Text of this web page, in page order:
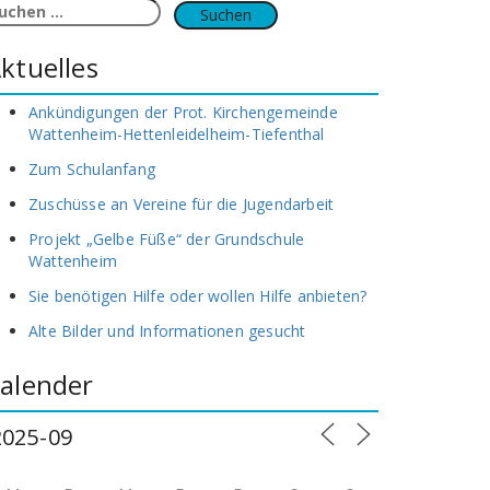
Ankündigungen der Prot. Kirchengemeinde
Wattenheim-Hettenleidelheim-Tiefenthal
Zum Schulanfang
Zuschüsse an Vereine für die Jugendarbeit
Projekt „Gelbe Füße“ der Grundschule
Wattenheim
Sie benötigen Hilfe oder wollen Hilfe anbieten?
Alte Bilder und Informationen gesucht